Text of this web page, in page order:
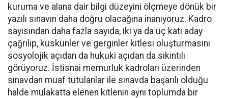
kuruma ve alana dair bilgi düzeyini ölçmeye dönük bir
yazılı sınavın daha doğru olacağına inanıyoruz. Kadro
sayısından daha fazla sayıda, iki ya da üç katı aday
çağrılıp, küskünler ve gerginler kitlesi oluşturmasını
sosyolojik açıdan da hukuki açıdan da sıkıntılı
görüyoruz. İstisnai memurluk kadroları üzerinden
sınavdan muaf tutulanlar ile sınavda başarılı olduğu
halde mülakatta elenen kitlenin aynı toplumda bir